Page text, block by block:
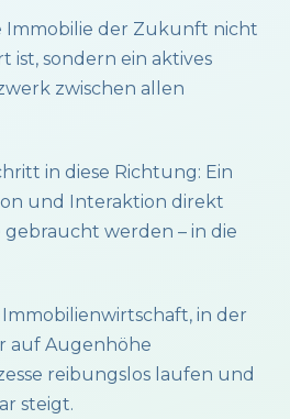
Immobilie der Zukunft nicht
ist, sondern ein aktives
zwischen allen
in diese Richtung: Ein
und Interaktion direkt
werden – in die
Immobilienwirtschaft, in der
auf Augenhöhe
reibungslos laufen und
steigt.